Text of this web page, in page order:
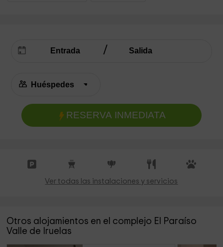
RESERVA INMEDIATA
Ver todas las instalaciones y servicios
Otros alojamientos en el complejo El Paraíso
Valle de Iruelas